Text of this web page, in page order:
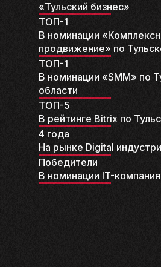
«Тульский бизнес»
ТОП-1
В номинации
продвижение» по
ТОП-1
В номинации «SMM» по
области
ТОП-5
В рейтинге Bitrix по
4 года
На рынке Digital
Победители
В номинации IT-